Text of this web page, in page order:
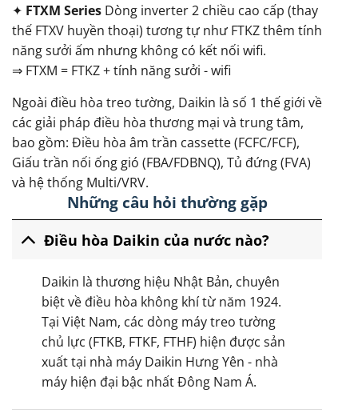
✦ FTXM Series Dòng inverter 2 chiều cao cấp (thay
thế FTXV huyền thoại) tương tự như FTKZ thêm tính
năng sưởi ấm nhưng không có kết nối wifi.
⇒ FTXM = FTKZ + tính năng sưởi - wifi
Ngoài điều hòa treo tường, Daikin là số 1 thế giới về
các giải pháp điều hòa thương mại và trung tâm,
bao gồm: Điều hòa âm trần cassette (FCFC/FCF),
Giấu trần nối ống gió (FBA/FDBNQ), Tủ đứng (FVA)
và hệ thống Multi/VRV.
Những câu hỏi thường gặp
Điều hòa Daikin của nước nào?
Daikin là thương hiệu Nhật Bản, chuyên
biệt về điều hòa không khí từ năm 1924.
Tại Việt Nam, các dòng máy treo tường
chủ lực (FTKB, FTKF, FTHF) hiện được sản
xuất tại nhà máy Daikin Hưng Yên - nhà
máy hiện đại bậc nhất Đông Nam Á.